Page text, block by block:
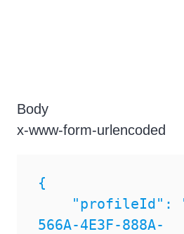
Body
x-www-form-urlencoded
{
566A-4E3F-888A-